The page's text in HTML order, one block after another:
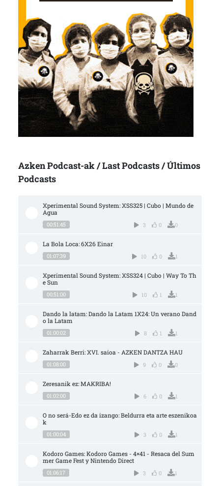
Azken Podcast-ak / Last Podcasts / Últimos
Podcasts
Xperimental Sound System: XSS325 | Cubo | Mundo de
Agua
00:51:45 3 0 0
La Bola Loca: 6X26 Einar
01:07:39 10 0 1
Xperimental Sound System: XSS324 | Cubo | Way To Th
e Sun
00:51:00 10 1 1
Dando la latam: Dando la Latam 1X24: Un verano Dand
o la Latam
01:00:02 8 1 1
Zaharrak Berri: XVI. saioa - AZKEN DANTZA HAU
01:08:00 9 0 0
Zeresanik ez: MAKRIBA!
01:02:00 6 0 1
O no será-Edo ez da izango: Beldurra eta arte eszenikoa
k
01:00:04 3 0 1
Kodoro Games: Kodoro Games - 4×41 - Resaca del Sum
mer Game Fest y Nintendo Direct
01:06:17 3 0 1